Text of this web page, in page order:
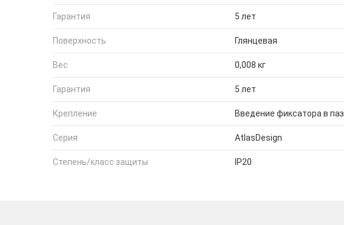
Гарантия 5 лет
Поверхность Глянцевая
Вес 0,008 кг
Гарантия 5 лет
Крепление Введение фиксатора в паз
Серия AtlasDesign
Степень/класс защиты IP20